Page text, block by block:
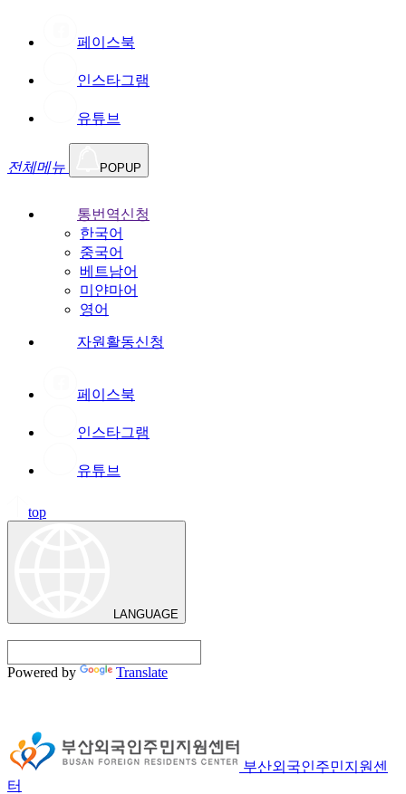
페이스북
인스타그램
유튜브
전체메뉴 POPUP
통번역신청
한국어
중국어
베트남어
미얀마어
영어
자원활동신청
페이스북
인스타그램
유튜브
top
LANGUAGE
Powered by Translate
부산외국인주민지원센
터